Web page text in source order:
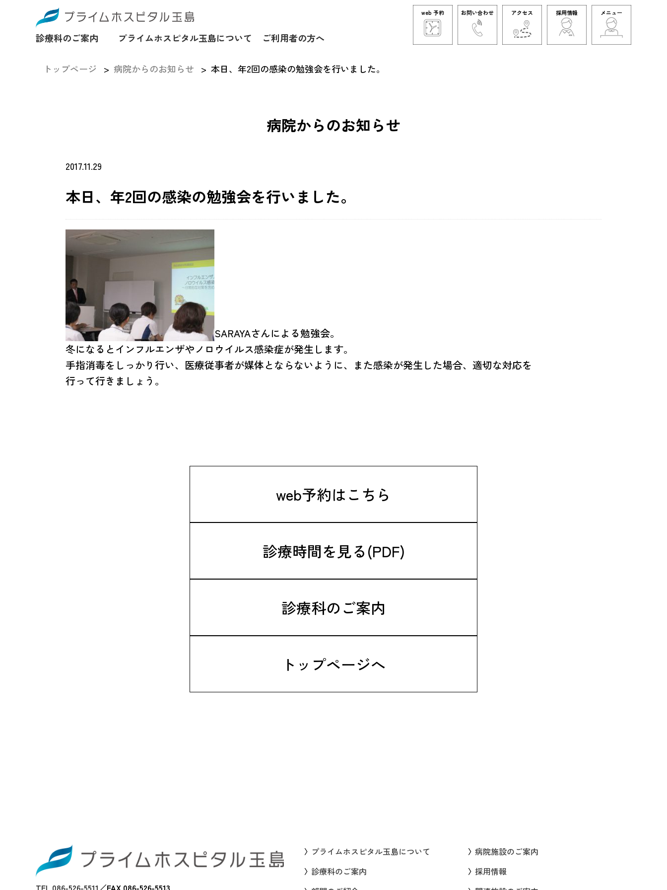
診療科のご案内 プライムホスピタル玉島について ご利用者の方へ
web 予約 お問い合わせ アクセス 採用情報 メニュー
トップページ 病院からのお知らせ 本日、年2回の感染の勉強会を行いました。
病院からのお知らせ
2017.11.29
本日、年2回の感染の勉強会を行いました。
SARAYAさんによる勉強会。
冬になるとインフルエンザやノロウイルス感染症が発生します。
手指消毒をしっかり行い、医療従事者が媒体とならないように、また感染が発生した場合、適切な対応を
行って行きましょう。
web予約はこちら
診療時間を見る(PDF)
診療科のご案内
トップページへ
プライムホスピタル玉島について
病院施設のご案内
診療科のご案内
採用情報
TEL.086-526-5511 ／FAX.086-526-5513